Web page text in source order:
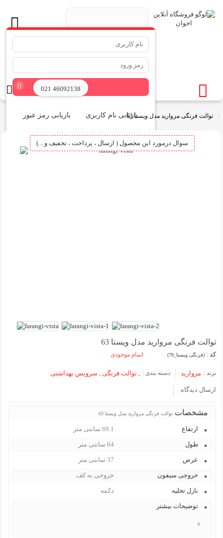
جستجو ...
.
ورود
بازیابی نام کاربری بازیابی رمز عبور
ثبت نام در سایت
0 021 46092138
توالت فرنگی مروارید مدل ویستا 63
سوال درمورد این محصول ( ارسال ، پرداخت ، تخفیف و ...)
توالت فرنگی مروارید مدل ویستا 63
کد : (فرنگی ویستا_70) اتمام موجودی
برند : مروارید دسته بندی : , توالت فرنگی , سرویس بهداشتی
ارسال دیدگاه
مشخصات توالت فرنگی مروارید مدل ویستا 63
ارتفاع 69.1 سانتی متر
طول 64 سانتی متر
عرض 37 سانتی متر
خروجی سیفون خروجی به کف
نازل تخلیه دکمه
توضیحات بیشتر
x